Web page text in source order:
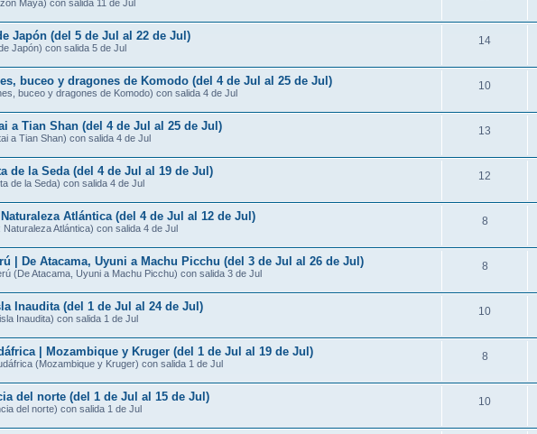
Maya) con salida 11 de Jul
Japón (del 5 de Jul al 22 de Jul)
Japón) con salida 5 de Jul
14
buceo y dragones de Komodo (del 4 de Jul al 25 de Jul)
buceo y dragones de Komodo) con salida 4 de Jul
10
a Tian Shan (del 4 de Jul al 25 de Jul)
a Tian Shan) con salida 4 de Jul
13
de la Seda (del 4 de Jul al 19 de Jul)
de la Seda) con salida 4 de Jul
12
Atlántica (del 4 de Jul al 12 de Jul)
Atlántica) con salida 4 de Jul
8
| De Atacama, Uyuni a Machu Picchu (del 3 de Jul al 26 de Jul)
(De Atacama, Uyuni a Machu Picchu) con salida 3 de Jul
8
Inaudita (del 1 de Jul al 24 de Jul)
Inaudita) con salida 1 de Jul
10
| Mozambique y Kruger (del 1 de Jul al 19 de Jul)
(Mozambique y Kruger) con salida 1 de Jul
8
del norte (del 1 de Jul al 15 de Jul)
del norte) con salida 1 de Jul
10